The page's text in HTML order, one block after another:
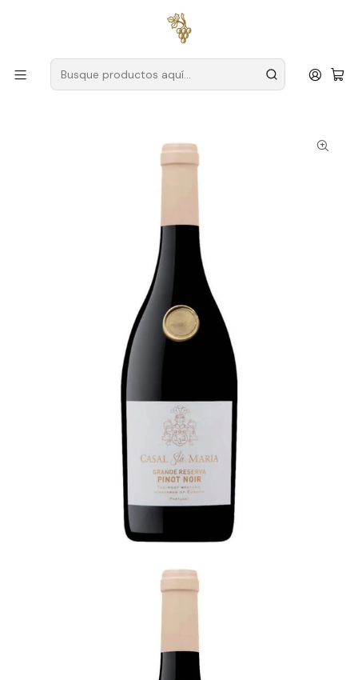
para pedidos superiores a
Productores Lisboa
Pareja de Santa María
Casal Santa María Pinot Noir Grande Reserva Magnum
Lisboa Vino Tinto 1,5L